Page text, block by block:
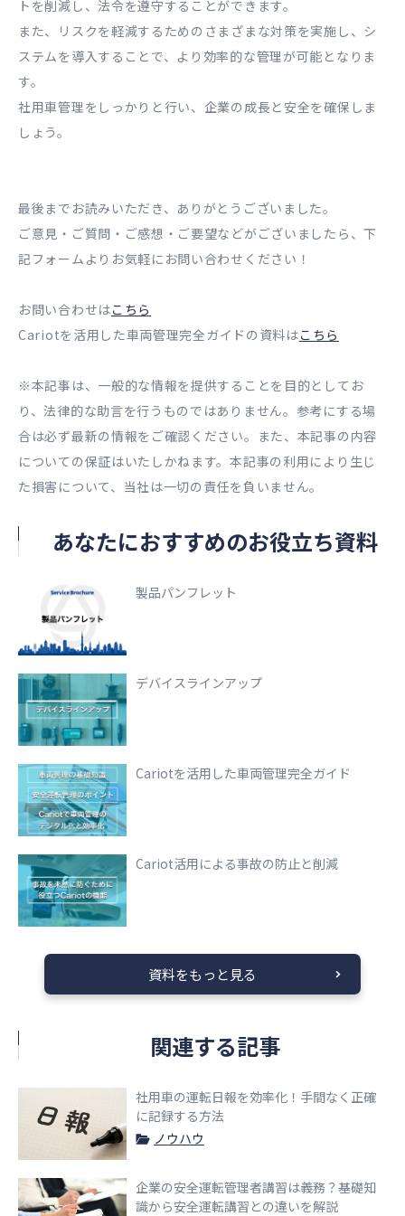
トを削減し、法令を遵守することができます。
また、リスクを軽減するためのさまざまな対策を実施し、シ
ステムを導入することで、より効率的な管理が可能となりま
す。
社用車管理をしっかりと行い、企業の成長と安全を確保しま
しょう。
最後までお読みいただき、ありがとうございました。
ご意見・ご質問・ご感想・ご要望などがございましたら、下
記フォームよりお気軽にお問い合わせください！
お問い合わせはこちら
Cariotを活用した車両管理完全ガイドの資料はこちら
※本記事は、一般的な情報を提供することを目的としてお
り、法律的な助言を行うものではありません。参考にする場
合は必ず最新の情報をご確認ください。また、本記事の内容
についての保証はいたしかねます。本記事の利用により生じ
た損害について、当社は一切の責任を負いません。
あなたにおすすめのお役立ち資料
製品パンフレット
デバイスラインアップ
Cariotを活用した車両管理完全ガイド
Cariot活用による事故の防止と削減
資料をもっと見る
関連する記事
社用車の運転日報を効率化！手間なく正確
に記録する方法
ノウハウ
企業の安全運転管理者講習は義務？基礎知
識から安全運転講習との違いを解説